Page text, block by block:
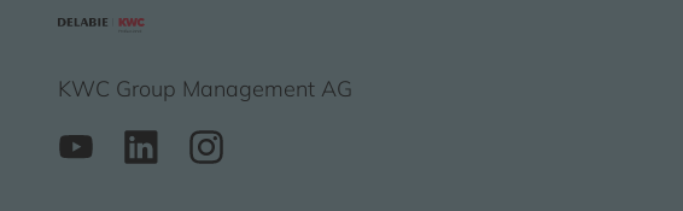
KWC Group Management AG